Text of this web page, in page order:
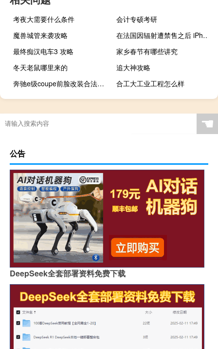
考夜大需要什么条件
会计专硕考研
魔兽城管来袭攻略
在法国因辐射遭禁售之后 iPhone 12在比利时再遭质疑
最终痴汉电车3 攻略
家乡春节有哪些讲究
冬天老鼠哪里来的
追大神攻略
奔驰e级coupe前脸改装合法吗 北京e系列改装奔驰
合工大工业工程怎么样
☚
公告
DeepSeek全套部署资料免费下载